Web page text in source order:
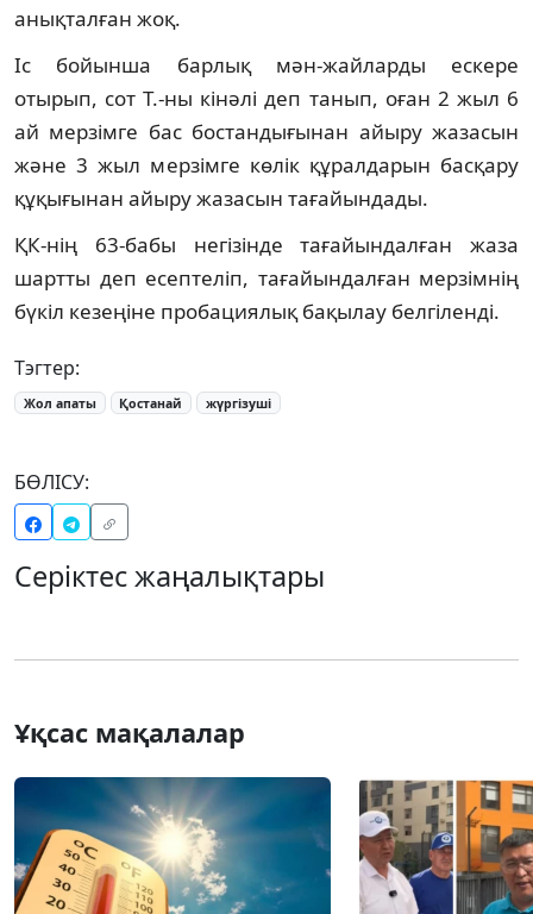
анықталған жоқ.
Іс бойынша барлық мән-жайларды ескере
отырып, сот Т.-ны кінәлі деп танып, оған 2 жыл 6
ай мерзімге бас бостандығынан айыру жазасын
және 3 жыл мерзімге көлік құралдарын басқару
құқығынан айыру жазасын тағайындады.
ҚК-нің 63-бабы негізінде тағайындалған жаза
шартты деп есептеліп, тағайындалған мерзімнің
бүкіл кезеңіне пробациялық бақылау белгіленді.
Тэгтер:
Жол апаты Қостанай жүргізуші
БӨЛІСУ:
Серіктес жаңалықтары
Ұқсас мақалалар